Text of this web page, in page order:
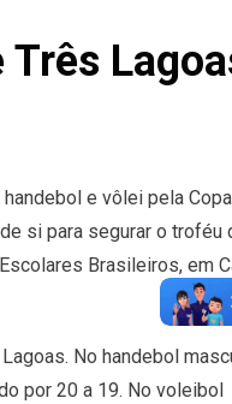
Três
e vôlei pela
si para segurar o troféu
Brasileiros, em
No handebol
por 20 a 19. No voleibol